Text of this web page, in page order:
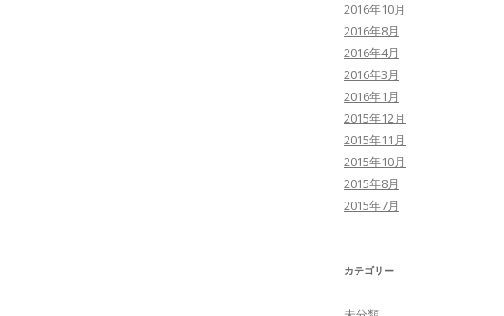
2016年10月
2016年8月
2016年4月
2016年3月
2016年1月
2015年12月
2015年11月
2015年10月
2015年8月
2015年7月
カテゴリー